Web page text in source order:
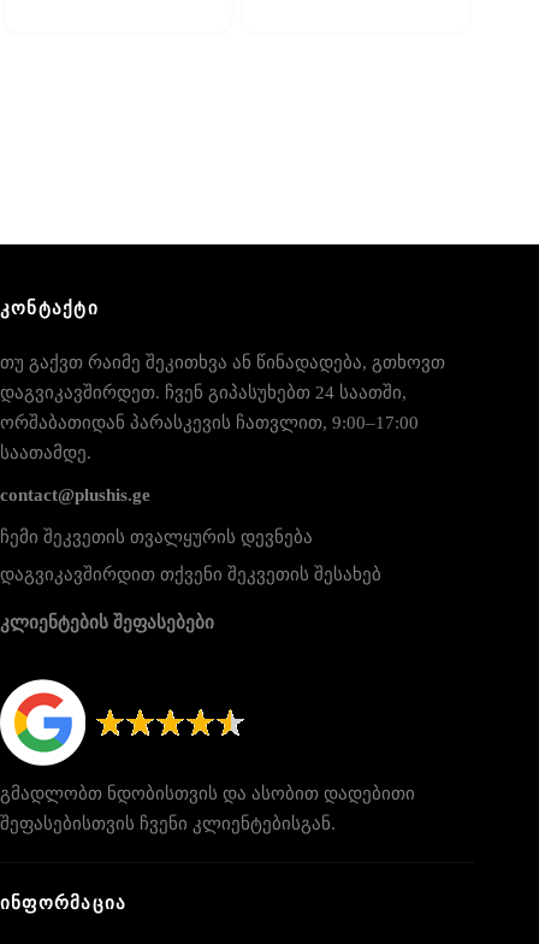
ᲙᲝᲜᲢᲐᲥᲢᲘ
თუ გაქვთ რაიმე შეკითხვა ან წინადადება, გთხოვთ
დაგვიკავშირდეთ. ჩვენ გიპასუხებთ 24 საათში,
ორშაბათიდან პარასკევის ჩათვლით, 9:00–17:00
საათამდე.
contact@plushis.ge
ჩემი შეკვეთის თვალყურის დევნება
დაგვიკავშირდით თქვენი შეკვეთის შესახებ
კლიენტების შეფასებები
გმადლობთ ნდობისთვის და ასობით დადებითი
შეფასებისთვის ჩვენი კლიენტებისგან.
ᲘᲜᲤᲝᲠᲛᲐᲪᲘᲐ